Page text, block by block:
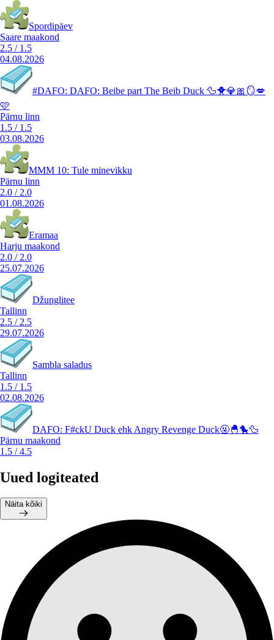
Spordipäev
Saare maakond
2.5 / 1.5
04.08.2026
#DAFO: DAFO: Beibe part The Beib Duck 🦆🐥💎🎀🪞💋
🩷
Pärnu linn
1.5 / 1.5
03.08.2026
MMM 10: Tule minevikku
Pärnu linn
2.0 / 2.0
01.08.2026
Eramaa
Harju maakond
2.0 / 2.0
25.07.2026
Džunglitee
Tallinn
2.5 / 2.5
29.07.2026
Sambla saladus
Tallinn
1.5 / 1.5
02.08.2026
DAFO: F#ckU Duck ehk Angry Revenge Duck🤬🐣🐤🦆
Pärnu maakond
1.5 /4.5
Uued logiteated
Näita kõiki